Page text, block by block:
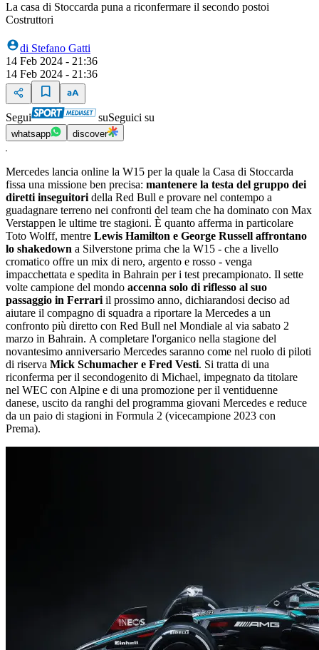
La casa di Stoccarda puna a riconfermare il secondo postoi
Costruttori
di Stefano Gatti
14 Feb 2024 - 21:36
14 Feb 2024 - 21:36
Segui suSeguici su
whatsapp discover
Mercedes lancia online la W15 per la quale la Casa di Stoccarda
fissa una missione ben precisa: mantenere la testa del gruppo dei
diretti inseguitori della Red Bull e provare nel contempo a
guadagnare terreno nei confronti del team che ha dominato con Max
Verstappen le ultime tre stagioni. È quanto afferma in particolare
Toto Wolff, mentre Lewis Hamilton e George Russell affrontano
lo shakedown a Silverstone prima che la W15 - che a livello
cromatico offre un mix di nero, argento e rosso - venga
impacchettata e spedita in Bahrain per i test precampionato. Il sette
volte campione del mondo accenna solo di riflesso al suo
passaggio in Ferrari il prossimo anno, dichiarandosi deciso ad
aiutare il compagno di squadra a riportare la Mercedes a un
confronto più diretto con Red Bull nel Mondiale al via sabato 2
marzo in Bahrain. A completare l'organico nella stagione del
novantesimo anniversario Mercedes saranno come nel ruolo di piloti
di riserva Mick Schumacher e Fred Vesti. Si tratta di una
riconferma per il secondogenito di Michael, impegnato da titolare
nel WEC con Alpine e di una promozione per il ventiduenne
danese, uscito da ranghi del programma giovani Mercedes e reduce
da un paio di stagioni in Formula 2 (vicecampione 2023 con
Prema).